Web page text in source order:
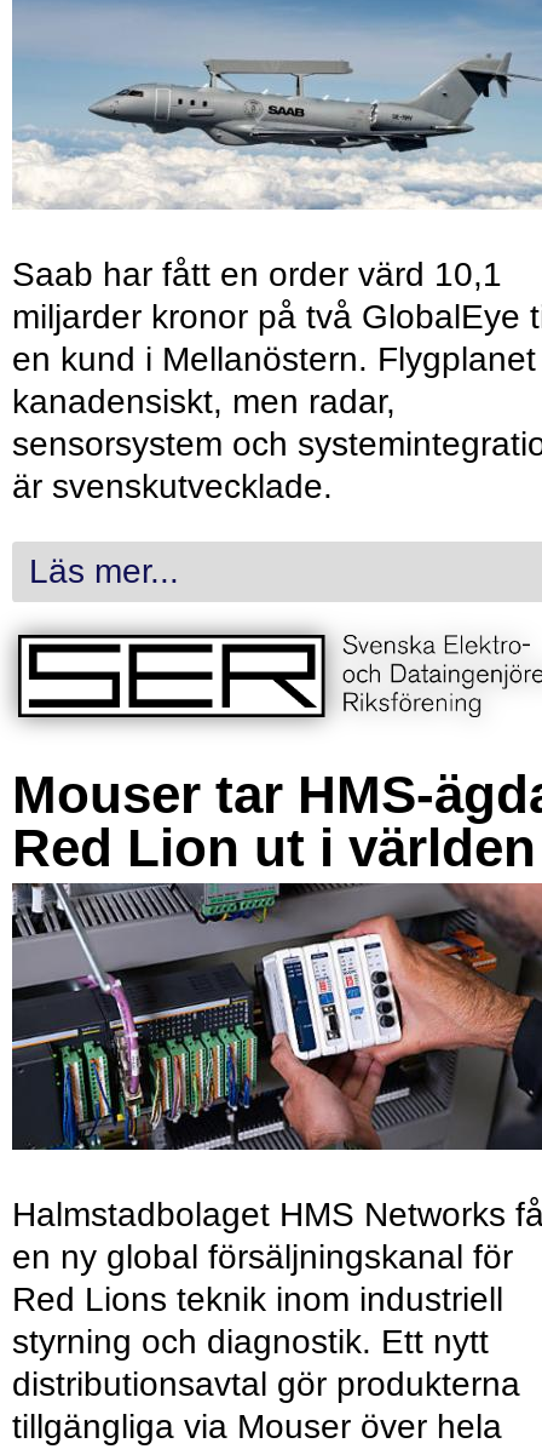
Saab har fått en order värd 10,1
miljarder kronor på två GlobalEye
en kund i Mellanöstern.
kanadensiskt, men radar,
sensorsystem och
är svenskutvecklade.
Läs mer...
Mouser tar HMS-
Red Lion ut i världen
Halmstadbolaget HMS Networks
en ny global försäljningskanal för
Red Lions teknik inom industriell
styrning och diagnostik. Ett nytt
distributionsavtal gör produkterna
tillgängliga via Mouser över hela